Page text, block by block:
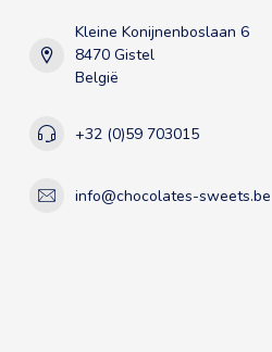
Kleine Konijnenboslaan 6
8470 Gistel
België
+32 (0)59 703015
info@chocolates-sweets.be